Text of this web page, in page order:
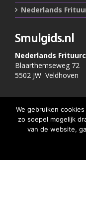
Nederlands
Smulgids.nl
Nederlands
Blaarthemseweg 72
5502 JW Veldhoven
T :040-7200900
@:
Word ook smulfan
We gebruiken
zo soepel mogelijk
van de website,